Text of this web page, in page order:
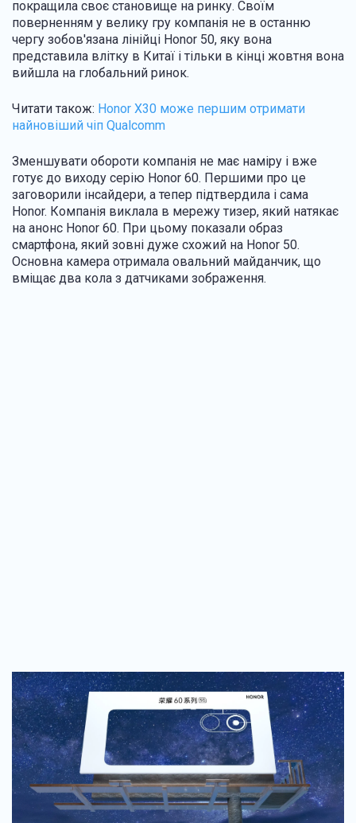
покращила своє становище на ринку. Своїм
поверненням у велику гру компанія не в останню
чергу зобов'язана лінійці Honor 50, яку вона
представила влітку в Китаї і тільки в кінці жовтня вона
вийшла на глобальний ринок.
Читати також: Honor X30 може першим отримати
найновіший чіп Qualcomm
Зменшувати обороти компанія не має наміру і вже
готує до виходу серію Honor 60. Першими про це
заговорили інсайдери, а тепер підтвердила і сама
Honor. Компанія виклала в мережу тизер, який натякає
на анонс Honor 60. При цьому показали образ
смартфона, який зовні дуже схожий на Honor 50.
Основна камера отримала овальний майданчик, що
вміщає два кола з датчиками зображення.